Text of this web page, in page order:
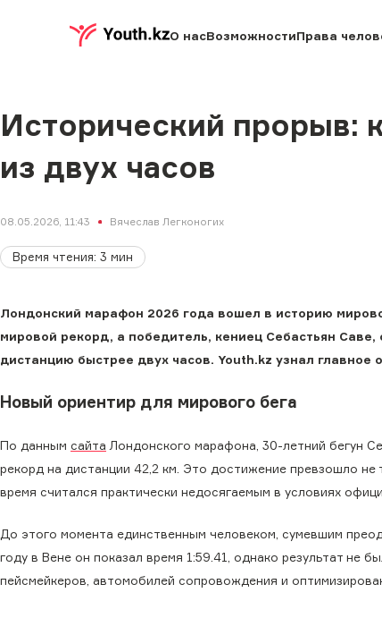
О насВозможностиПрава
Исторический прорыв:
из двух часов
08.05.2026, 11:43 Вячеслав Легконогих
Время чтения: 3 мин
Лондонский марафон 2026 года вошел в историю
мировой рекорд, а победитель, кениец Себастьян
дистанцию быстрее двух часов. Youth.kz узнал главное
Новый ориентир для мирового бега
По данным сайта Лондонского марафона, 30-летний бегун
рекорд на дистанции 42,2 км. Это достижение превзошло
время считался практически недосягаемым в условиях
До этого момента единственным человеком, сумевшим
году в Вене он показал время 1:59.41, однако результат не
пейсмейкеров, автомобилей сопровождения и